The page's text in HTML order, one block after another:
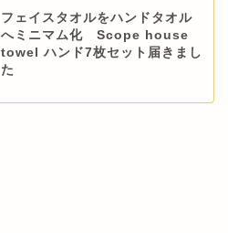
フェイスタオルをハンドタオル
へミニマム化 Scope house
towel ハンド7枚セット届きまし
た